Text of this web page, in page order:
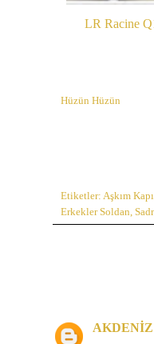
LR Racine
Hüzün Hüzün
Etiketler: Aşkım
Erkekler Soldan,